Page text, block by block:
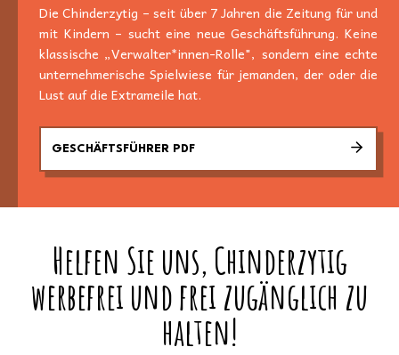
Die Chinderzytig – seit über 7 Jahren die Zeitung für und
mit Kindern – sucht eine neue Geschäftsführung. Keine
klassische „Verwalter*innen-Rolle", sondern eine echte
unternehmerische Spielwiese für jemanden, der oder die
Lust auf die Extrameile hat.
GESCHÄFTSFÜHRER PDF
Helfen Sie uns, Chinderzytig
werbefrei und frei zugänglich zu
halten!